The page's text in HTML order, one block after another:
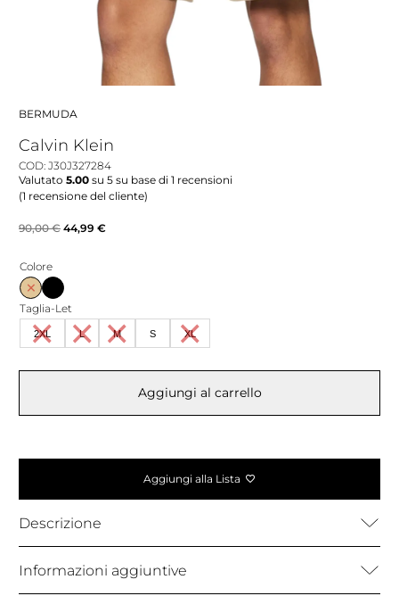
BERMUDA
Calvin Klein
COD: J30J327284
Valutato 5.00 su 5 su base di 1 recensioni
(1 recensione del cliente)
90,00€ Il
originale
era:
90,00 €.
44,99 €Il
44,99 €.
Colore
Taglia-Let
2XL L M S XL
Aggiungi al carrello
Aggiungi alla Lista
Descrizione
Informazioni aggiuntive